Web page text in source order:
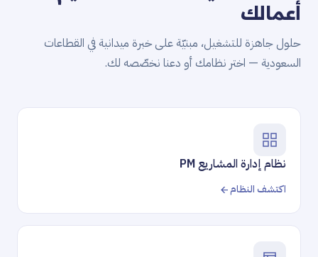
أعمالك
حلول جاهزة للتشغيل، مبنيّة على خبرة ميدانية في القطاعات
السعودية — اختر نظامك أو دعنا نخصّصه لك.
نظام إدارة المشاريع PM
اكتشف النظام